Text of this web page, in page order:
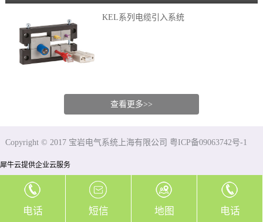
KEL系列电缆引入系统
查看更多>>
Copyright © 2017 宝岩电气系统上海有限公司 粤ICP备09063742号-1
犀牛云提供企业云服务
电话 短信 地图 电话